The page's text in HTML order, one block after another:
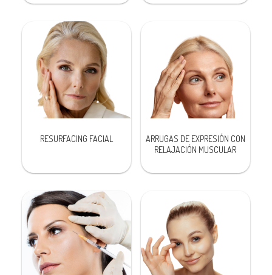
RESURFACING FACIAL
ARRUGAS DE EXPRESIÓN CON
RELAJACIÓN MUSCULAR